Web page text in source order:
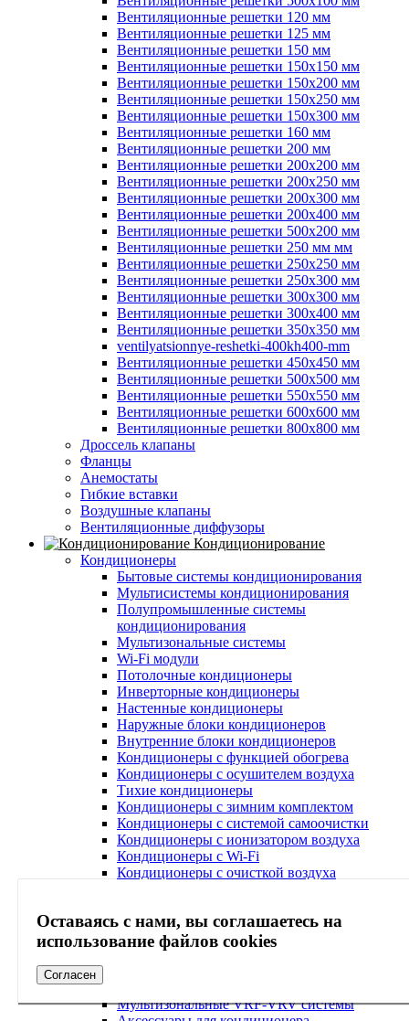
Оставаясь с нами, вы соглашаетесь на
использование файлов cookies
Согласен
Вентиляционные решетки 120 мм
Вентиляционные решетки 125 мм
Вентиляционные решетки 150 мм
Вентиляционные решетки 150х150 мм
Вентиляционные решетки 150х200 мм
Вентиляционные решетки 150х250 мм
Вентиляционные решетки 150х300 мм
Вентиляционные решетки 160 мм
Вентиляционные решетки 200 мм
Вентиляционные решетки 200х200 мм
Вентиляционные решетки 200х250 мм
Вентиляционные решетки 200х300 мм
Вентиляционные решетки 200х400 мм
Вентиляционные решетки 500х200 мм
Вентиляционные решетки 250 мм мм
Вентиляционные решетки 250х250 мм
Вентиляционные решетки 250х300 мм
Вентиляционные решетки 300х300 мм
Вентиляционные решетки 300х400 мм
Вентиляционные решетки 350х350 мм
ventilyatsionnye-reshetki-400kh400-mm
Вентиляционные решетки 450х450 мм
Вентиляционные решетки 500х500 мм
Вентиляционные решетки 550х550 мм
Вентиляционные решетки 600х600 мм
Вентиляционные решетки 800х800 мм
Дроссель клапаны
Фланцы
Анемостаты
Гибкие вставки
Воздушные клапаны
Вентиляционные диффузоры
Кондиционирование
Кондиционеры
Бытовые системы кондиционирования
Мультисистемы кондиционирования
Полупромышленные системы
кондиционирования
Мультизональные системы
Wi-Fi модули
Потолочные кондиционеры
Инверторные кондиционеры
Настенные кондиционеры
Наружные блоки кондиционеров
Внутренние блоки кондиционеров
Кондиционеры с функцией обогрева
Кондиционеры с осушителем воздуха
Тихие кондиционеры
Кондиционеры с зимним комплектом
Кондиционеры с системой самоочистки
Кондиционеры с ионизатором воздуха
Кондиционеры с Wi-Fi
Кондиционеры с очисткой воздуха
фильтром
Кондиционеры с Алисой
Кондиционеры с системой Умный дом
Мультизональные VRF-VRV системы